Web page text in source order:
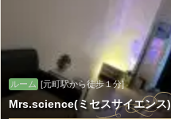
ルーム [元町駅から徒歩１分]
Mrs.science(ミセスサイエンス)